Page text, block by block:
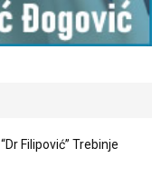
Filipović” Trebinje